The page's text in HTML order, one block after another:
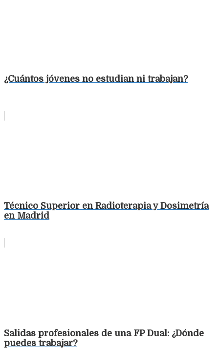
¿Cuántos jóvenes no estudian ni trabajan?
Técnico Superior en Radioterapia y Dosimetría
en Madrid
Salidas profesionales de una FP Dual: ¿Dónde
puedes trabajar?